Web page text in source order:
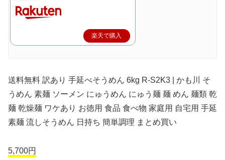
楽天で購入
送料無料 訳あり 手延べそうめん 6kg R-S2K3 | かも川 そ
うめん 素麺 ソーメン にゅうめん にゅう麺 麺 めん 麺類 乾
麺 乾燥麺 ワケあり お徳用 食品 食べ物 家庭用 自宅用 手延
素麺 流しそうめん 日持ち 簡単調理 まとめ買い
5,700円